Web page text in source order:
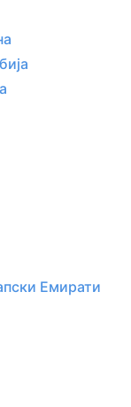
Емирати